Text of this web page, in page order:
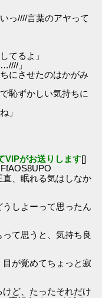
っ////言葉のアヤって
てるよ」
」
にさせたのはかがみ
恥ずかしい気持ちに
」
VIPがお送りします[]
、眠れる気はしなか
しよーって思ったん
て思うと、気持ち良
が覚めてちょっと寂
ど、たったそれだけ